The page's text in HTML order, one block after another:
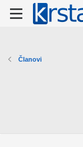
Članovi